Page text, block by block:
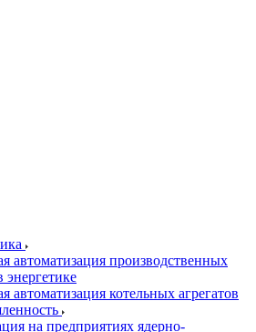
автоматизация производственных
энергетике
автоматизация котельных агрегатов
на предприятиях ядерно-